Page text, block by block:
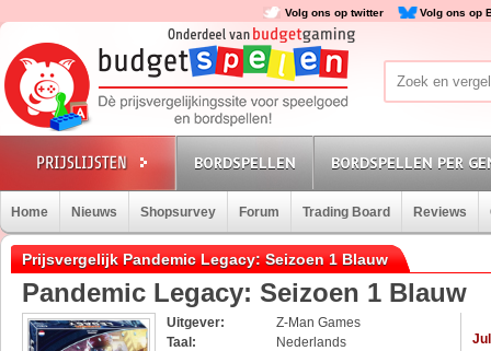
Volg ons op twitter Volg ons op
BORDSPELLEN BORDSPELLEN PER
Home Nieuws Shopsurvey Forum Trading Board Reviews
Prijsvergelijk Pandemic Legacy: Seizoen 1 Blauw
Pandemic Legacy: Seizoen 1 Blauw
Uitgever:
Z-Man Games
Taal:
Nederlands